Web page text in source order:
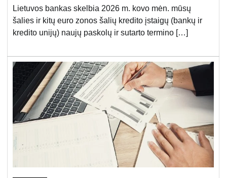
Lietuvos bankas skelbia 2026 m. kovo mėn. mūsų
šalies ir kitų euro zonos šalių kredito įstaigų (bankų ir
kredito unijų) naujų paskolų ir sutarto termino […]